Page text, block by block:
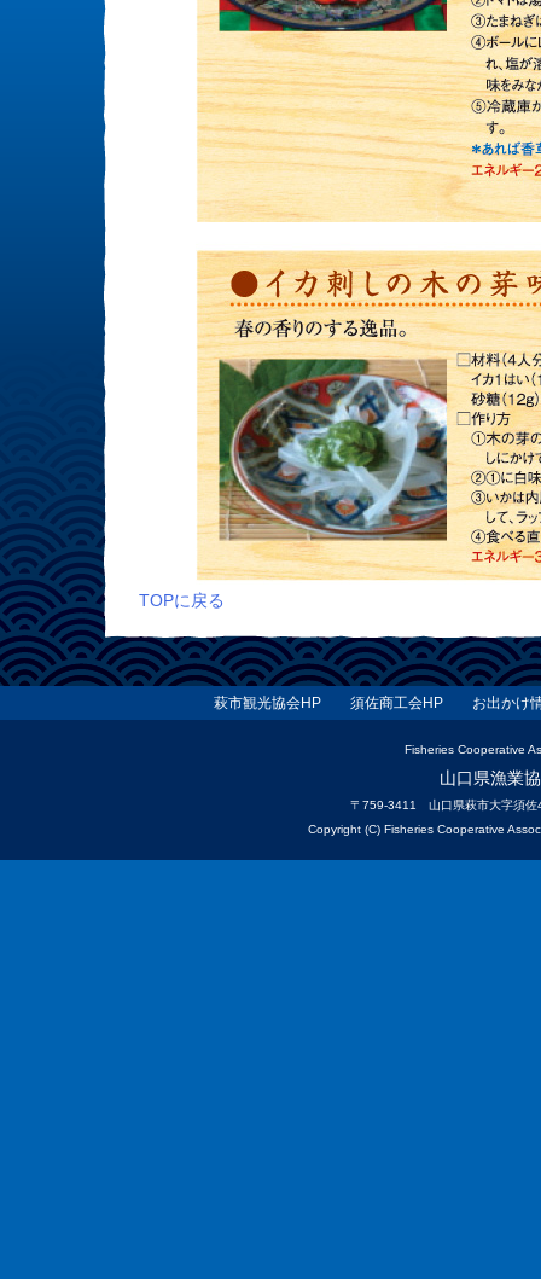
TOPに戻る
萩市観光協会HP 須佐商工会HP お出かけ
Fisheries Cooperative
山口県漁業
〒759-3411 山口県萩市大字須
Copyright (C) Fisheries Cooperative